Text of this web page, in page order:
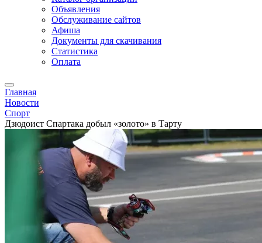
Объявления
Обслуживание сайтов
Афиша
Документы для скачивания
Статистика
Оплата
Главная
Новости
Спорт
Дзюдоист Спартака добыл «золото» в Тарту